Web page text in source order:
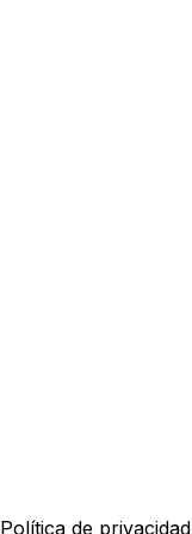
Política de privacidad